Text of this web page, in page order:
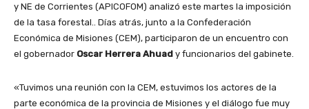
y NE de Corrientes (APICOFOM) analizó este martes la imposición
de la tasa forestal.. Días atrás, junto a la Confederación
Económica de Misiones (CEM), participaron de un encuentro con
el gobernador Oscar Herrera Ahuad y funcionarios del gabinete.
«Tuvimos una reunión con la CEM, estuvimos los actores de la
parte económica de la provincia de Misiones y el diálogo fue muy